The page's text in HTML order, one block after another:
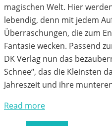
magischen Welt. Hier
lebendig, denn mit jedem
Überraschungen, die zum
Fantasie wecken. Passend
DK Verlag nun das
Schnee“, das die Kleinsten
Jahreszeit und ihre
Read more